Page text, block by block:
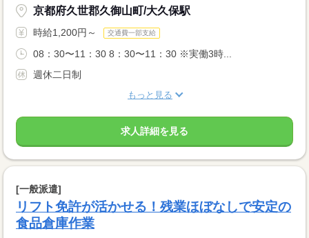
京都府久世郡久御山町/大久保駅
時給1,200円～ 交通費一部支給
08：30〜11：30 8：30〜11：30 ※実働3時...
週休二日制
もっと見る
求人詳細を見る
[一般派遣]
リフト免許が活かせる！残業ほぼなしで安定の
食品倉庫作業